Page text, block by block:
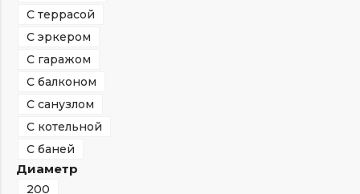
С террасой
С эркером
С гаражом
С балконом
С санузлом
С котельной
С баней
Диаметр
200